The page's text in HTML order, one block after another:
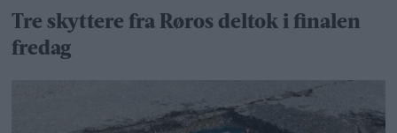
Tre skyttere fra Røros deltok i finalen
fredag